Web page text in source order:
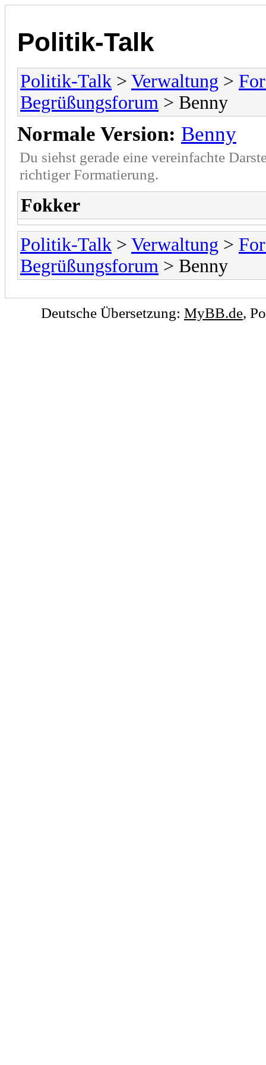
Politik-Talk
Politik-Talk > Verwaltung >
Begrüßungsforum > Benny
Normale Version: Benny
Du siehst gerade eine vereinfachte
richtiger Formatierung.
Fokker
Politik-Talk > Verwaltung >
Begrüßungsforum > Benny
Deutsche Übersetzung: MyBB.de,